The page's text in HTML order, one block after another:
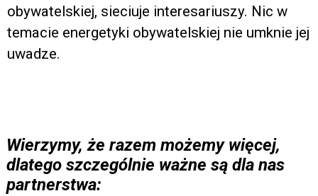
obywatelskiej, sieciuje interesariuszy. Nic w
temacie energetyki obywatelskiej nie umknie jej
uwadze.
Wierzymy, że razem możemy więcej,
dlatego szczególnie ważne są dla nas
partnerstwa: